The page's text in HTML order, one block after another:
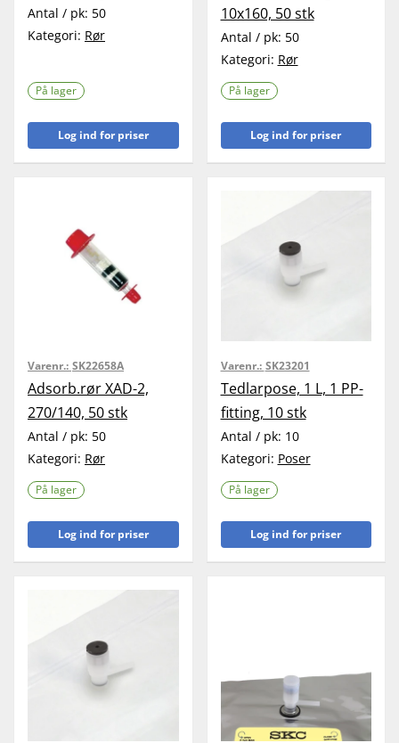
Antal / pk: 50
Kategori: Rør
På lager
Log ind for priser
10x160, 50 stk
Antal / pk: 50
Kategori: Rør
På lager
Log ind for priser
Varenr.: SK22658A
Adsorb.rør XAD-2,
270/140, 50 stk
Antal / pk: 50
Kategori: Rør
På lager
Log ind for priser
Varenr.: SK23201
Tedlarpose, 1 L, 1 PP-
fitting, 10 stk
Antal / pk: 10
Kategori: Poser
På lager
Log ind for priser